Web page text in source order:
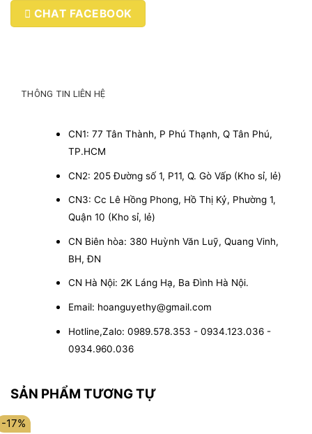
CHAT FACEBOOK
THÔNG TIN LIÊN HỆ
CN1: 77 Tân Thành, P Phú Thạnh, Q Tân Phú,
TP.HCM
CN2: 205 Đường số 1, P11, Q. Gò Vấp (Kho sỉ, lẻ)
CN3: Cc Lê Hồng Phong, Hồ Thị Kỷ, Phường 1,
Quận 10 (Kho sỉ, lẻ)
CN Biên hòa: 380 Huỳnh Văn Luỹ, Quang Vinh,
BH, ĐN
CN Hà Nội: 2K Láng Hạ, Ba Đình Hà Nội.
Email: hoanguyethy@gmail.com
Hotline,Zalo: 0989.578.353 - 0934.123.036 -
0934.960.036
SẢN PHẨM TƯƠNG TỰ
-17%